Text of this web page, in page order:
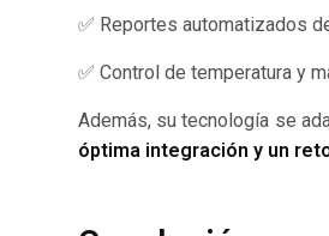
✅ Reportes automatizados
✅ Control de temperatura y
Además, su tecnología se
óptima integración y un